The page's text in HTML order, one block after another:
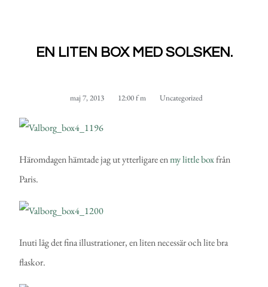
EN LITEN BOX MED SOLSKEN.
maj 7, 2013 12:00 f m Uncategorized
Häromdagen hämtade jag ut ytterligare enmy little boxfrån
Paris.
Inuti låg det fina illustrationer, en liten necessär och lite bra
flaskor.